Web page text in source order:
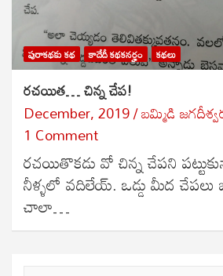
పురాకథకు కథ కాదేదీ కథకనర్హం కథలు
రచయిత… చిన్న చేప!
December, 2019 బ‌మ్మిడి
1 Comment
రచయితొకడు వో చిన్న చేపని
నీళ్ళలో వదిలేయ్. ఒడ్డు మీద చేపలు
చాలా…